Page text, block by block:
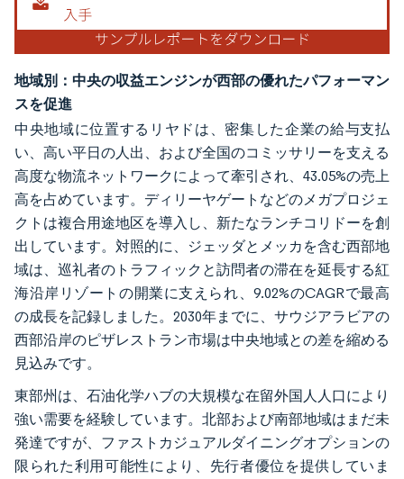
地域別：中央の収益エンジンが西部の優れたパフォーマン
スを促進
中央地域に位置するリヤドは、密集した企業の給与支払
い、高い平日の人出、および全国のコミッサリーを支える
高度な物流ネットワークによって牽引され、43.05%の売上
高を占めています。ディリーヤゲートなどのメガプロジェ
クトは複合用途地区を導入し、新たなランチコリドーを創
出しています。対照的に、ジェッダとメッカを含む西部地
域は、巡礼者のトラフィックと訪問者の滞在を延長する紅
海沿岸リゾートの開業に支えられ、9.02%のCAGRで最高
の成長を記録しました。2030年までに、サウジアラビアの
西部沿岸のピザレストラン市場は中央地域との差を縮める
見込みです。
東部州は、石油化学ハブの大規模な在留外国人人口により
強い需要を経験しています。北部および南部地域はまだ未
発達ですが、ファストカジュアルダイニングオプションの
限られた利用可能性により、先行者優位を提供していま